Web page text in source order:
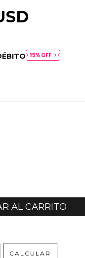
CALCULAR